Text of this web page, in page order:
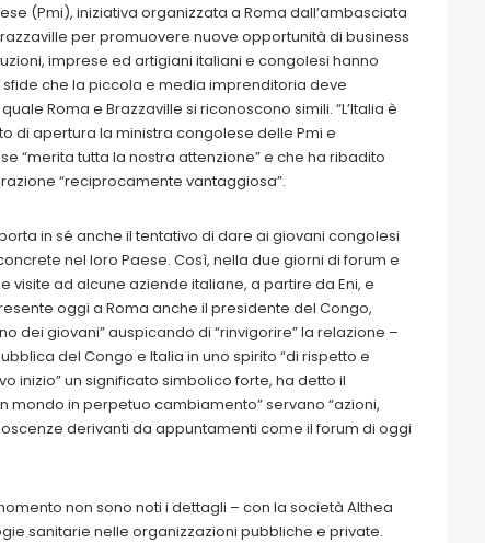
(Pmi), iniziativa organizzata a Roma dall’ambasciata
per promuovere nuove opportunità di business
imprese ed artigiani italiani e congolesi hanno
che la piccola e media imprenditoria deve
Roma e Brazzaville si riconoscono simili. “L’Italia è
di apertura la ministra congolese delle Pmi e
“merita tutta la nostra attenzione” e che ha ribadito
“reciprocamente vantaggiosa”.
in sé anche il tentativo di dare ai giovani congolesi
nel loro Paese. Così, nella due giorni di forum e
ad alcune aziende italiane, a partire da Eni, e
oggi a Roma anche il presidente del Congo,
dei giovani” auspicando di “rinvigorire” la relazione –
del Congo e Italia in uno spirito “di rispetto e
inizio” un significato simbolico forte, ha detto il
in perpetuo cambiamento” servano “azioni,
derivanti da appuntamenti come il forum di oggi
non sono noti i dettagli – con la società Althea
sanitarie nelle organizzazioni pubbliche e private.